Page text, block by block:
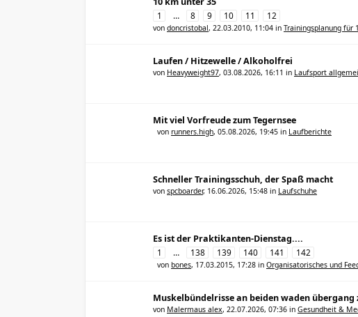
1 … 8 9 10 11 12
von doncristobal, 22.03.2010, 11:04 in Trainingsplanung für
Laufen / Hitzewelle / Alkoholfrei
von Heavyweight97, 03.08.2026, 16:11 in Laufsport
Mit viel Vorfreude zum Tegernsee
von runners.high, 05.08.2026, 19:45 in Laufberichte
Schneller Trainingsschuh, der Spaß macht
von spcboarder, 16.06.2026, 15:48 in Laufschuhe
Es ist der Praktikanten-Dienstag....
1 … 138 139 140 141 142
von bones, 17.03.2015, 17:28 in Organisatorisches und
Muskelbündelrisse an beiden waden übergang
von Malermaus alex, 22.07.2026, 07:36 in Gesundheit &